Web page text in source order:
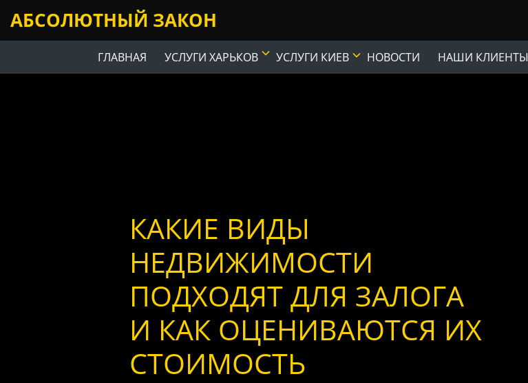
АБСОЛЮТНЫЙ ЗАКОН
ГЛАВНАЯ УСЛУГИ ХАРЬКОВ УСЛУГИ КИЕВ НОВОСТИ НАШИ КЛИЕНТЫ
КАКИЕ ВИДЫ
НЕДВИЖИМОСТИ
ПОДХОДЯТ ДЛЯ ЗАЛОГА
И КАК ОЦЕНИВАЮТСЯ ИХ
СТОИМОСТЬ